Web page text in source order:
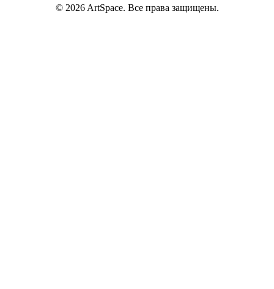
© 2026 ArtSpace. Все права защищены.